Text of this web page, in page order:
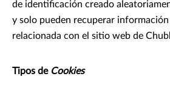
de identificación creado
y solo pueden recuperar
relacionada con el sitio web de
Tipos de Cookies